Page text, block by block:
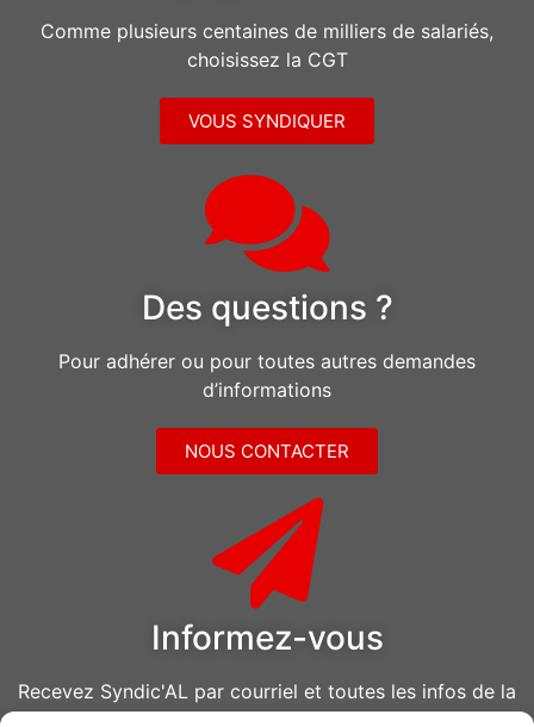
Comme plusieurs centaines de milliers de salariés,
choisissez la CGT
VOUS SYNDIQUER
Des questions ?
Pour adhérer ou pour toutes autres demandes
d’informations
NOUS CONTACTER
Informez-vous
Recevez Syndic'AL par courriel et toutes les infos de la